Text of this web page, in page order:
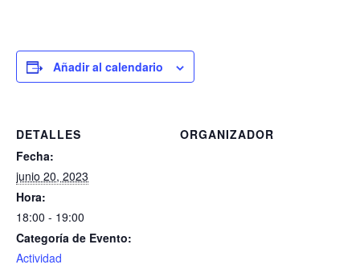
Añadir al calendario
DETALLES
Fecha:
junio 20, 2023
Hora:
18:00 - 19:00
Categoría de Evento:
Actividad
ORGANIZADOR